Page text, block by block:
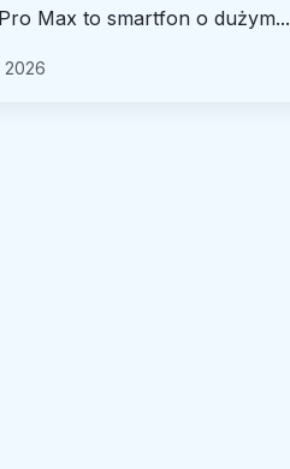
Max to smartfon o dużym...
2026